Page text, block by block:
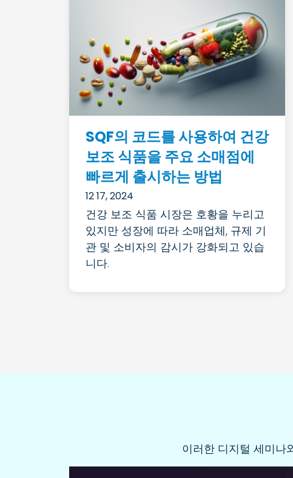
SQF의 코드를 사용하여 건강
보조 식품을 주요 소매점에
빠르게 출시하는 방법
12 17, 2024
건강 보조 식품 시장은 호황을 누리고
있지만 성장에 따라 소매업체, 규제 기
관 및 소비자의 감시가 강화되고 있습
니다.
이러한 디지털 세미나